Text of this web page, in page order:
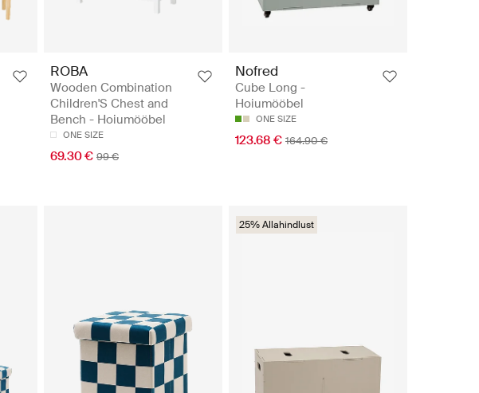
ROBA
Wooden Combination
Children'S Chest and
Bench - Hoiumööbel
ONE SIZE
69.30 € 99 €
Nofred
Cube Long -
Hoiumööbel
ONE SIZE
123.68 € 164.90 €
25% Allahindlust